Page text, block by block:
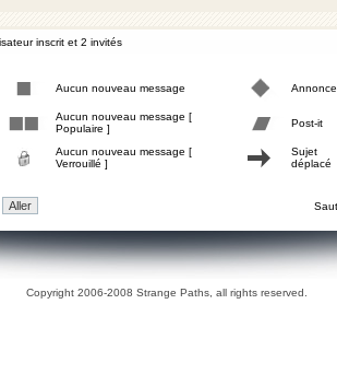
inscrit et 2 invités
Aucun nouveau message Annonce
Aucun nouveau message [
Populaire ]
Post-it
Aucun nouveau message [
Verrouillé ]
Sujet
déplacé
Copyright 2006-2008 Strange Paths, all rights reserved.